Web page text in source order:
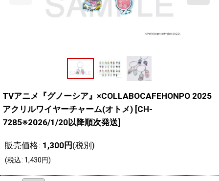
TVアニメ『グノーシア』×COLLABOCAFEHONPO 2025
アクリルワイヤーチャーム(オトメ) [CH-
7285※2026/1/20以降順次発送]
販売価格: 1,300円 (税別)
(税込: 1,430円)